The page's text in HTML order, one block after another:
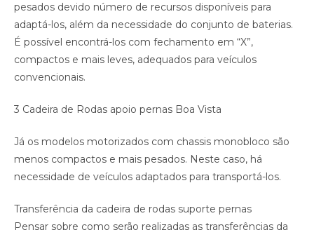
pesados devido número de recursos disponíveis para
adaptá-los, além da necessidade do conjunto de baterias.
É possível encontrá-los com fechamento em “X”,
compactos e mais leves, adequados para veículos
convencionais.
3 Cadeira de Rodas apoio pernas Boa Vista
Já os modelos motorizados com chassis monobloco são
menos compactos e mais pesados. Neste caso, há
necessidade de veículos adaptados para transportá-los.
Transferência da cadeira de rodas suporte pernas
Pensar sobre como serão realizadas as transferências da